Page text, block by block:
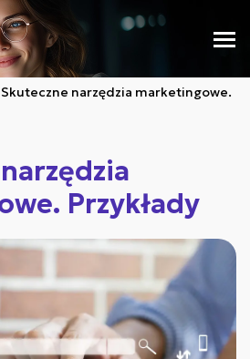
Skuteczne narzędzia marketingowe.
Przykłady